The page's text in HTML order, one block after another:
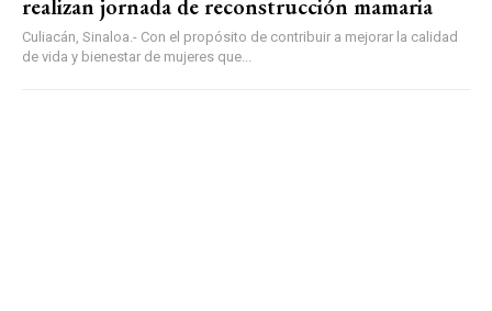
realizan jornada de reconstrucción mamaria
Culiacán, Sinaloa.- Con el propósito de contribuir a mejorar la calidad
de vida y bienestar de mujeres que...